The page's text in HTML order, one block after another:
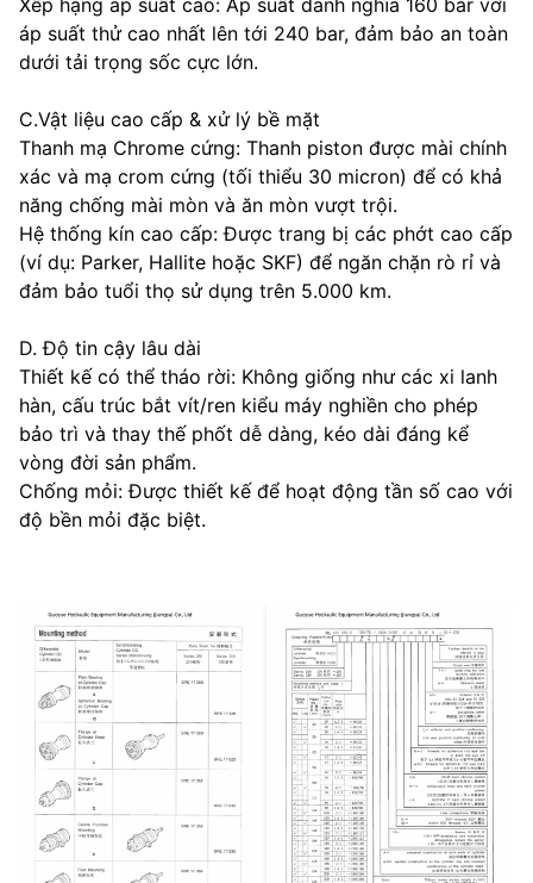
Xếp hạng áp suất cao: Áp suất danh nghĩa 160 bar với
áp suất thử cao nhất lên tới 240 bar, đảm bảo an toàn
dưới tải trọng sốc cực lớn.
C.Vật liệu cao cấp & xử lý bề mặt
Thanh mạ Chrome cứng: Thanh piston được mài chính
xác và mạ crom cứng (tối thiểu 30 micron) để có khả
năng chống mài mòn và ăn mòn vượt trội.
Hệ thống kín cao cấp: Được trang bị các phớt cao cấp
(ví dụ: Parker, Hallite hoặc SKF) để ngăn chặn rò rỉ và
đảm bảo tuổi thọ sử dụng trên 5.000 km.
D. Độ tin cậy lâu dài
Thiết kế có thể tháo rời: Không giống như các xi lanh
hàn, cấu trúc bắt vít/ren kiểu máy nghiền cho phép
bảo trì và thay thế phốt dễ dàng, kéo dài đáng kể
vòng đời sản phẩm.
Chống mỏi: Được thiết kế để hoạt động tần số cao với
độ bền mỏi đặc biệt.